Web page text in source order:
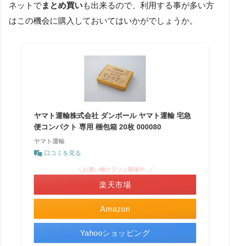
ネットでまとめ買いも出来るので、利用する事が多い方
はこの機会に購入しておいてはいかがでしょうか。
ヤマト運輸株式会社 ダンボール ヤマト運輸 宅急
便コンパクト 専用 梱包箱 20枚 000080
ヤマト運輸
口コミを見る
Amazon
＼お買い物マラソン開催中♪／
楽天市場
Yahooショッピング